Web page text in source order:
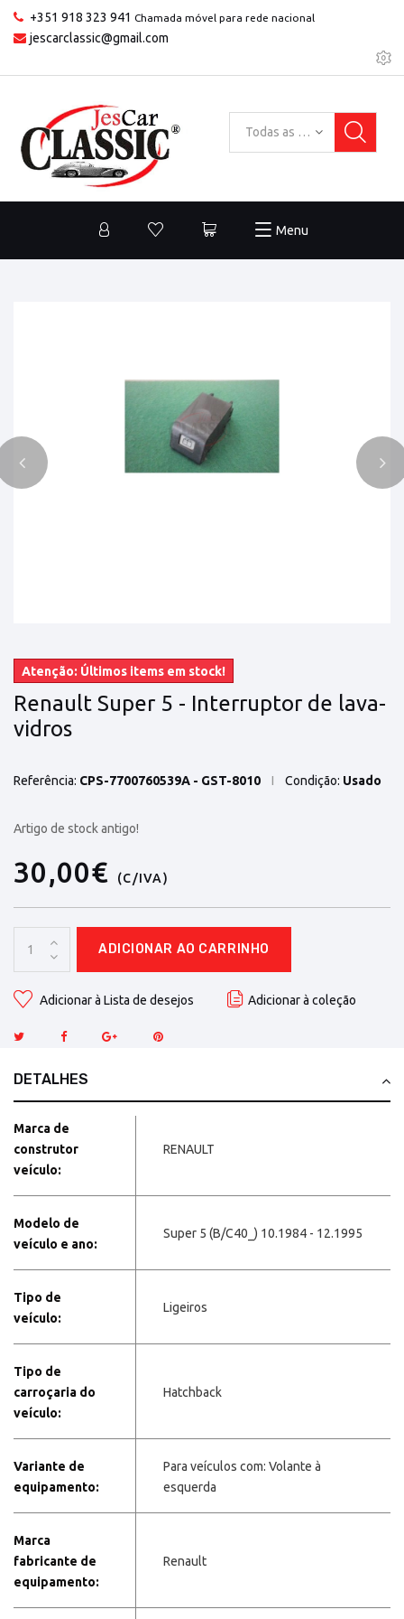
+351 918 323 941 Chamada móvel para rede nacional
jescarclassic@gmail.com
Todas as categorias
Menu
Atenção: Últimos items em stock!
Renault Super 5 - Interruptor de lava-
vidros
Referência: CPS-7700760539A - GST-8010 Condição: Usado
Artigo de stock antigo!
30,00€ (C/IVA)
ADICIONAR AO CARRINHO
Adicionar à Lista de desejos Adicionar à coleção
DETALHES
Marca de
construtor
veículo:
RENAULT
Modelo de
veículo e ano:
Super 5 (B/C40_) 10.1984 - 12.1995
Tipo de
veículo:
Ligeiros
Tipo de
carroçaria do
veículo:
Hatchback
Variante de
equipamento:
Para veículos com: Volante à
esquerda
Marca
fabricante de
equipamento:
Renault